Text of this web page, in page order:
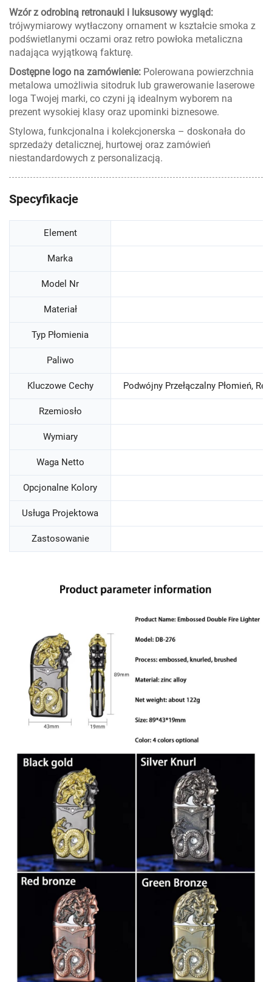
Wzór z odrobiną retronauki i luksusowy wygląd:
trójwymiarowy wytłaczony ornament w kształcie smoka z
podświetlanymi oczami oraz retro powłoka metaliczna
nadająca wyjątkową fakturę.
Dostępne logo na zamówienie: Polerowana powierzchnia
metalowa umożliwia sitodruk lub grawerowanie laserowe
loga Twojej marki, co czyni ją idealnym wyborem na
prezent wysokiej klasy oraz upominki biznesowe.
Stylowa, funkcjonalna i kolekcjonerska – doskonała do
sprzedaży detalicznej, hurtowej oraz zamówień
niestandardowych z personalizacją.
Specyfikacje
Element
Marka
Model Nr
Materiał
Typ Płomienia
Paliwo
Kluczowe Cechy Podwójny Przełączalny Płomień,
Rzemiosło
Wymiary
Waga Netto
Opcjonalne Kolory
Usługa Projektowa
Zastosowanie